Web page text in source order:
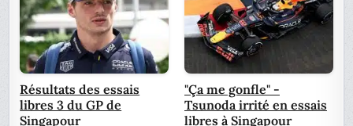
Résultats des essais
libres 3 du GP de
Singapour
"Ça me gonfle" -
Tsunoda irrité en essais
libres à Singapour